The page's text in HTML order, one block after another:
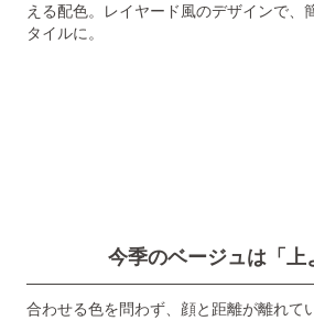
える配色。レイヤード風のデザインで、
タイルに。
今季のベージュは「上
合わせる色を問わず、顔と距離が離れて